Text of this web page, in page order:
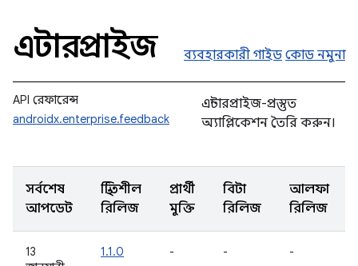
এন্টারপ্রাইজ ব্যবহারকারী গাইড কোড নমুনা
API রেফারেন্স
androidx.enterprise.feedback
এন্টারপ্রাইজ-প্রস্তুত
অ্যাপ্লিকেশন তৈরি করুন।
সর্বশেষ
আপডেট
স্থিতিশীল
রিলিজ
প্রার্থী
মুক্তি
বিটা
রিলিজ
আলফা
রিলিজ
13
1.1.0 - - -